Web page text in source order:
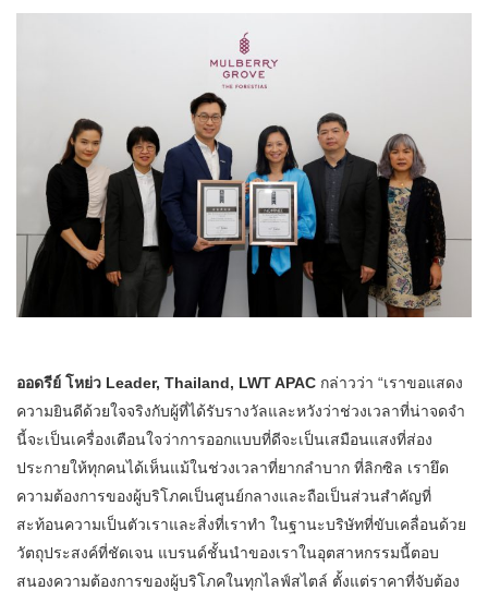
ออดรีย์ โหย่ว Leader, Thailand, LWT APAC กล่าวว่า “เราขอแสดง
ความยินดีด้วยใจจริงกับผู้ที่ได้รับรางวัลและหวังว่าช่วงเวลาที่น่าจดจำ
นี้จะเป็นเครื่องเตือนใจว่าการออกแบบที่ดีจะเป็นเสมือนแสงที่ส่อง
ประกายให้ทุกคนได้เห็นแม้ในช่วงเวลาที่ยากลำบาก ที่ลิกซิล เรายึด
ความต้องการของผู้บริโภคเป็นศูนย์กลางและถือเป็นส่วนสำคัญที่
สะท้อนความเป็นตัวเราและสิ่งที่เราทำ ในฐานะบริษัทที่ขับเคลื่อนด้วย
วัตถุประสงค์ที่ชัดเจน แบรนด์ชั้นนำของเราในอุตสาหกรรมนี้ตอบ
สนองความต้องการของผู้บริโภคในทุกไลฟ์สไตล์ ตั้งแต่ราคาที่จับต้อง